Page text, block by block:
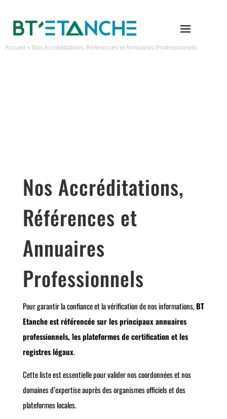
Accueil » Nos Accréditations, Références et Annuaires Professionnels
Nos Accréditations,
Références et
Annuaires
Professionnels
Pour garantir la confiance et la vérification de nos informations,BT
Etanche est référencée sur les principaux annuaires
professionnels, les plateformes de certification et les
registres légaux.
Cette liste est essentielle pour valider nos coordonnées et nos
domaines d’expertise auprès des organismes officiels et des
plateformes locales.